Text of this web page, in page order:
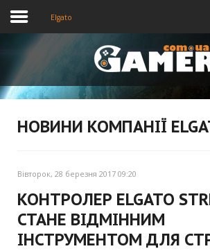
Головна
Elgato
НОВИНИ КОМПАНІЇ
Вівторок, 28 березня 2017 09:20
КОНТРОЛЕР ELGATO
СТАНЕ ВІДМІННИМ
ІНСТРУМЕНТОМ ДЛЯ